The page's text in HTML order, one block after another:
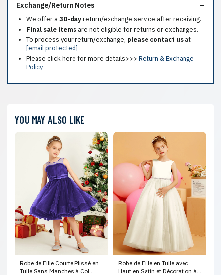
Exchange/Return Notes
We offer a30-dayreturn/exchange service after receiving.
Final sale items are not eligible for returns or exchanges.
To process your return/exchange, please contact us at
[email protected]
Please click here for more details>>> Return & Exchange
Policy
YOU MAY ALSO LIKE
Robe de Fille Courte Plissé en
Tulle Sans Manches à Col
Robe de Fille en Tulle avec
Haut en Satin et Décoration à